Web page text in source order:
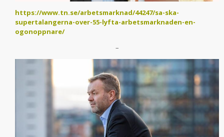
https://www.tn.se/arbetsmarknad/44247/sa-ska-
supertalangerna-over-55-lyfta-arbetsmarknaden-en-
ogonoppnare/
–